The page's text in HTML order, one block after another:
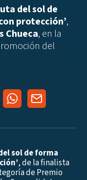
del sol de
protección’,
Chueca, en la
del
sol de forma
, de la finalista
de Premio